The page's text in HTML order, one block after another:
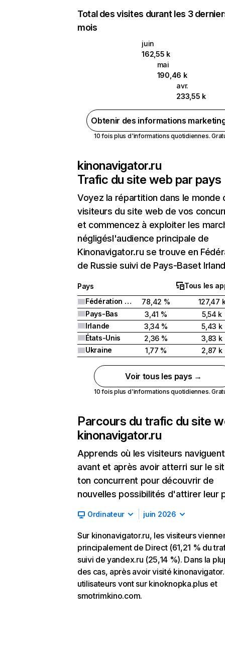
Total des visites durant les 3
mois
juin
162,55 k
mai
190,46 k
avr.
233,55 k
Obtenir des informations
10 fois plus d'informations quotidiennes.
kinonavigator.ru
Trafic du site web par pays
Voyez la répartition dans le monde
visiteurs du site web de vos
et commencez à exploiter les
négligésl'audience principale de
Kinonavigator.ru se trouve en
de Russie suivi de Pays-Baset
Pays
Tous les
Fédération de Russie
78,42 %
127,47
Pays-Bas
3,41 %
5,54 k
Irlande
3,34 %
5,43 k
États-Unis
2,36 %
3,83 k
Ukraine
1,77 % 2,87 k
Voir tous les pays →
10 fois plus d'informations quotidiennes.
Parcours du trafic du site
kinonavigator.ru
Apprends où les visiteurs naviguent
avant et après avoir atterri sur le
ton concurrent pour découvrir de
nouvelles possibilités d'attirer leur
Ordinateur juin 2026
Sur kinonavigator.ru, les visiteurs
principalement de Direct (61,21 % du
suivi de yandex.ru (25,14 %). Dans la
des cas, après avoir visité
utilisateurs vont sur kinoknopka.plus et
smotrimkino.com.